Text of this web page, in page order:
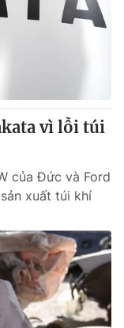
vì lỗi túi
của Đức và Ford
xuất túi khí